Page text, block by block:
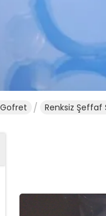
Renksiz Şeffaf